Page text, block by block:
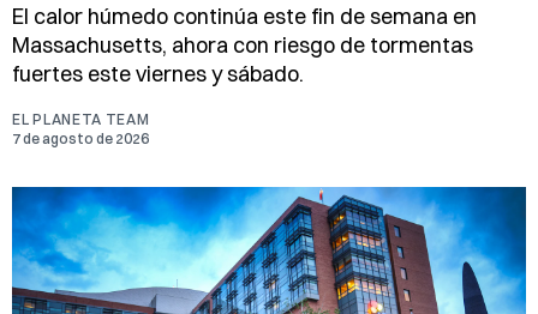
El calor húmedo continúa este fin de semana en
Massachusetts, ahora con riesgo de tormentas
fuertes este viernes y sábado.
EL PLANETA TEAM
7 de agosto de 2026